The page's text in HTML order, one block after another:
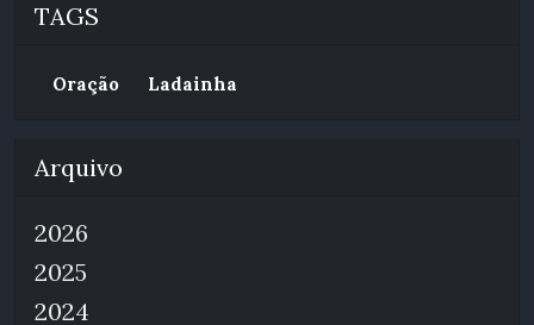
TAGS
Oração Ladainha
Arquivo
2026
2025
2024